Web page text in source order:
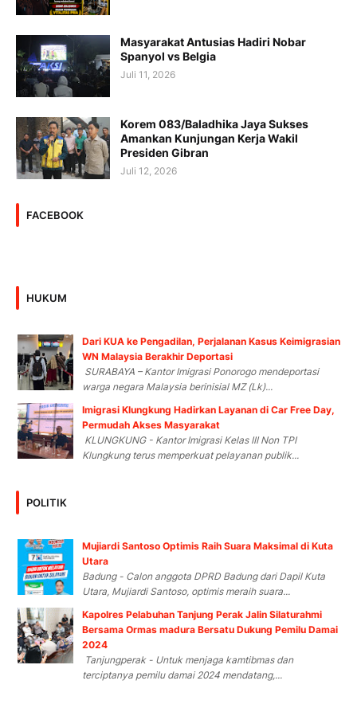
Masyarakat Antusias Hadiri Nobar
Spanyol vs Belgia
Juli 11, 2026
Korem 083/Baladhika Jaya Sukses
Amankan Kunjungan Kerja Wakil
Presiden Gibran
Juli 12, 2026
FACEBOOK
HUKUM
Dari KUA ke Pengadilan, Perjalanan Kasus Keimigrasian
WN Malaysia Berakhir Deportasi
SURABAYA – Kantor Imigrasi Ponorogo mendeportasi
warga negara Malaysia berinisial MZ (Lk)...
Imigrasi Klungkung Hadirkan Layanan di Car Free Day,
Permudah Akses Masyarakat
KLUNGKUNG - Kantor Imigrasi Kelas III Non TPI
Klungkung terus memperkuat pelayanan publik...
POLITIK
Mujiardi Santoso Optimis Raih Suara Maksimal di Kuta
Utara
Badung - Calon anggota DPRD Badung dari Dapil Kuta
Utara, Mujiardi Santoso, optimis meraih suara...
Kapolres Pelabuhan Tanjung Perak Jalin Silaturahmi
Bersama Ormas madura Bersatu Dukung Pemilu Damai
2024
Tanjungperak - Untuk menjaga kamtibmas dan
terciptanya pemilu damai 2024 mendatang,...